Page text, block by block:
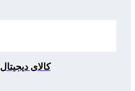
کالای دیجیتال